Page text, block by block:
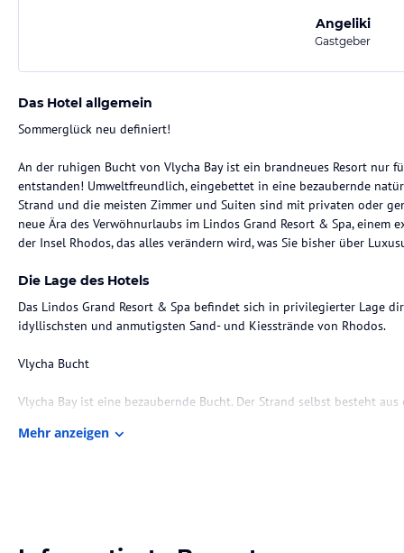
Angeliki
Gastgeber
Das Hotel allgemein
Sommerglück neu definiert!
An der ruhigen Bucht von Vlycha Bay ist ein brandneues Resort nur
entstanden! Umweltfreundlich, eingebettet in eine bezaubernde
Strand und die meisten Zimmer und Suiten sind mit privaten oder
neue Ära des Verwöhnurlaubs im Lindos Grand Resort & Spa, einem
der Insel Rhodos, das alles verändern wird, was Sie bisher über
Die Lage des Hotels
Das Lindos Grand Resort & Spa befindet sich in privilegierter Lage
idyllischsten und anmutigsten Sand- und Kiesstrände von Rhodos.
Vlycha Bucht
Vlycha Bay ist eine bezaubernde Bucht. Der Strand selbst besteht
Wassersportmöglichkeiten und Snackbars. Für das Lindos Grand
Mehr anzeigen